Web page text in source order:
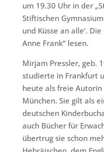
um 19.30 Uhr in der
Stiftischen
und Küsse an alle‘.
Anne Frank“ lesen.
Mirjam Pressler, geb.
studierte in Frankfurt
heute als freie
München. Sie gilt als
deutschen
auch Bücher für
übertrug sie schon